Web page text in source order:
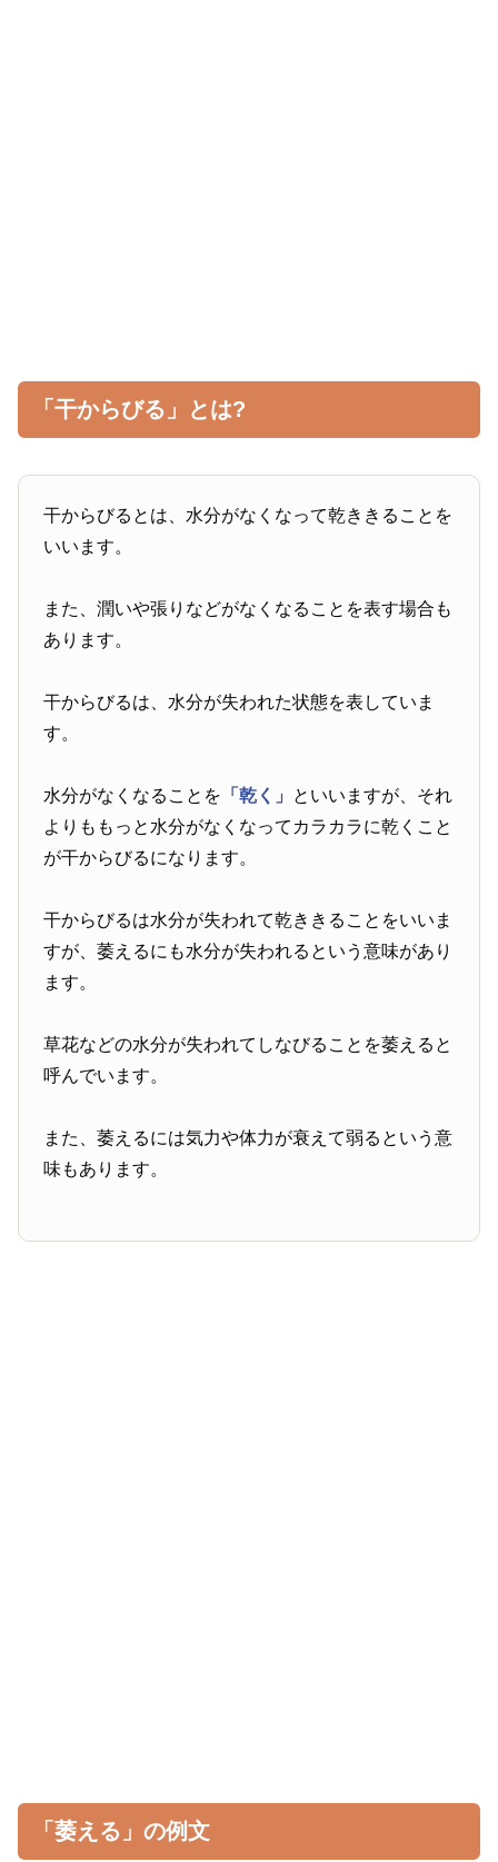
「干からびる」とは?
干からびるとは、水分がなくなって乾ききることを
いいます。
また、潤いや張りなどがなくなることを表す場合も
あります。
干からびるは、水分が失われた状態を表していま
す。
水分がなくなることを 「乾く」 といいますが、それ
よりももっと水分がなくなってカラカラに乾くこと
が干からびるになります。
干からびるは水分が失われて乾ききることをいいま
すが、萎えるにも水分が失われるという意味があり
ます。
草花などの水分が失われてしなびることを萎えると
呼んでいます。
また、萎えるには気力や体力が衰えて弱るという意
味もあります。
「萎える」の例文